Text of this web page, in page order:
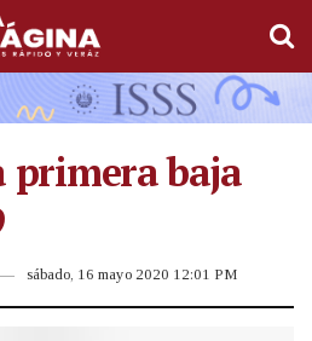
primera baja
sábado, 16 mayo 2020 12:01 PM